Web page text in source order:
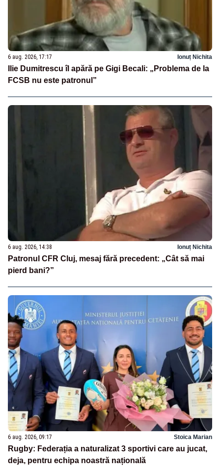
6 aug. 2026, 17:17 Ionuț Nichita
Ilie Dumitrescu îl apără pe Gigi Becali: „Problema de la
FCSB nu este patronul”
6 aug. 2026, 14:38 Ionuț Nichita
Patronul CFR Cluj, mesaj fără precedent: „Cât să mai
pierd bani?”
6 aug. 2026, 09:17 Stoica Marian
Rugby: Federația a naturalizat 3 sportivi care au jucat,
deja, pentru echipa noastră națională